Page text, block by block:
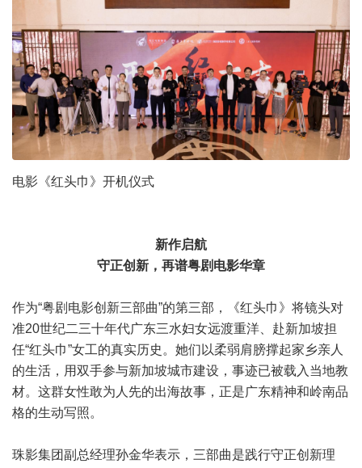
电影《红头巾》开机仪式
新作启航
守正创新，再谱粤剧电影华章
作为“粤剧电影创新三部曲”的第三部，《红头巾》将镜头对
准20世纪二三十年代广东三水妇女远渡重洋、赴新加坡担
任“红头巾”女工的真实历史。她们以柔弱肩膀撑起家乡亲人
的生活，用双手参与新加坡城市建设，事迹已被载入当地教
材。这群女性敢为人先的出海故事，正是广东精神和岭南品
格的生动写照。
珠影集团副总经理孙金华表示，三部曲是践行守正创新理